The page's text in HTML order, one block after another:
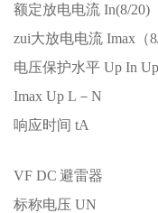
额定放电电流 In(8/20)
zui大放电电流 Imax （
电压保护水平 Up In
Imax Up L－N
响应时间 tA
VF DC 避雷器
标称电压 UN